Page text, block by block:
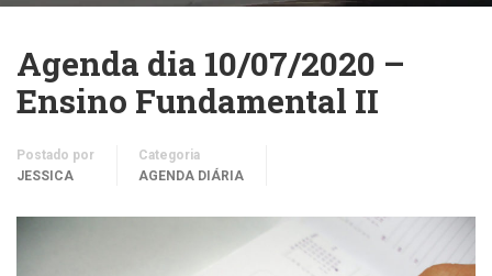
Agenda dia 10/07/2020 –
Ensino Fundamental II
Postado por
JESSICA
Categoria
AGENDA DIÁRIA